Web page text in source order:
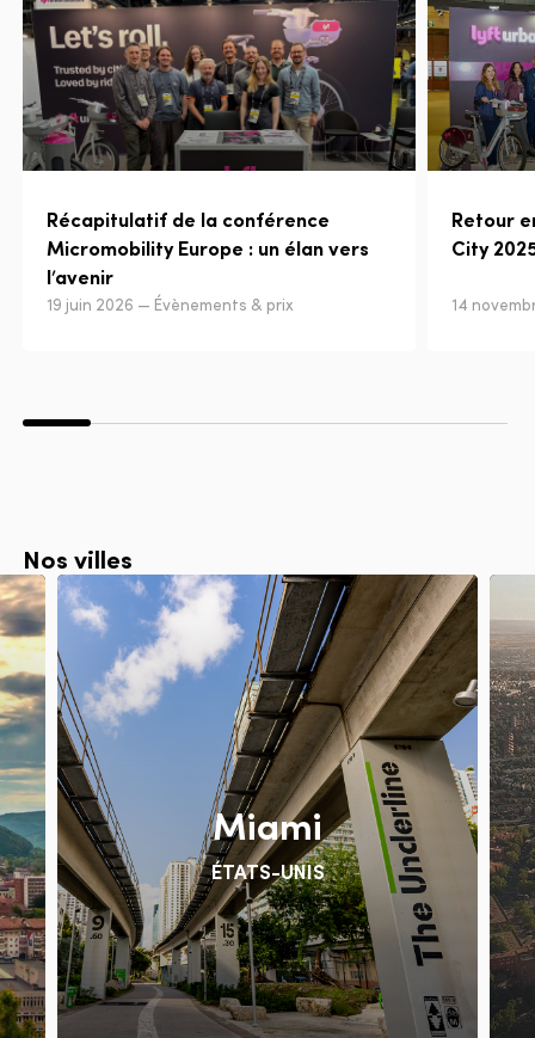
Récapitulatif de la conférence
Micromobility Europe : un élan vers
l’avenir
19 juin 2026 — Évènements & prix
Retour
City
14
Nos villes
Miami
ÉTATS-UNIS